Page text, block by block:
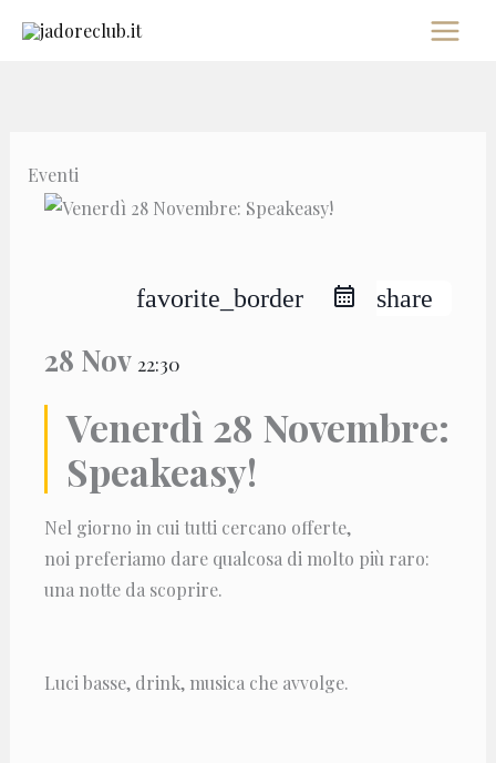
Eventi
favorite_border share
28 Nov 22:30
Venerdì 28 Novembre:
Speakeasy!
Nel giorno in cui tutti cercano offerte,
noi preferiamo dare qualcosa di molto più raro:
una notte da scoprire.
Luci basse, drink, musica che avvolge.